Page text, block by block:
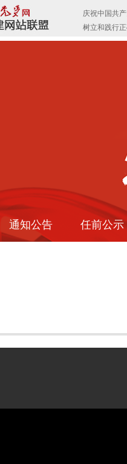
通知公告 任前公示